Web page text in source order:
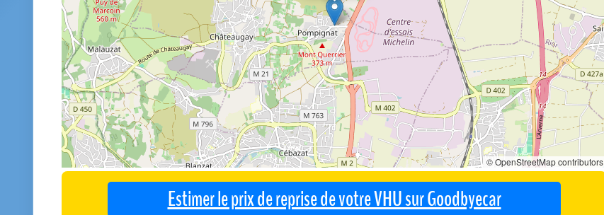
© OpenStreetMap contributors
Estimer le prix de reprise de votre VHU sur Goodbyecar